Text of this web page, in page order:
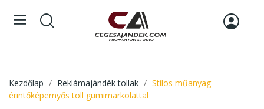
Kezdőlap Reklámajándék tollak
Stilos műanyag
érintőképernyős toll gumimarkolattal